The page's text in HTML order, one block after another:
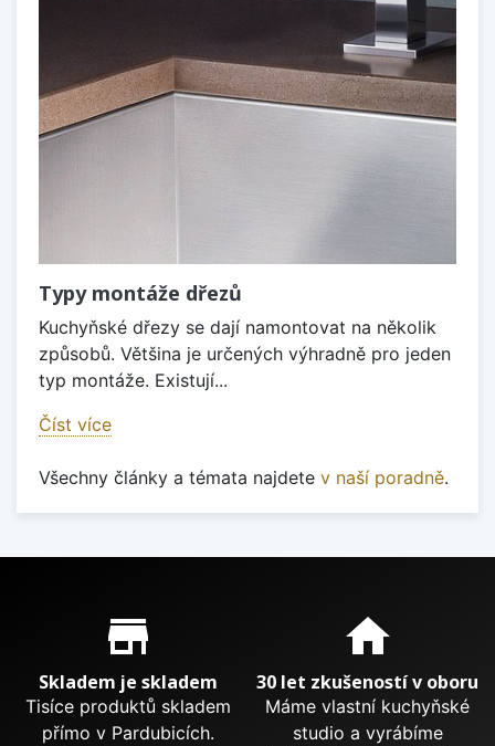
Typy montáže dřezů
Kuchyňské dřezy se dají namontovat na několik
způsobů. Většina je určených výhradně pro jeden
typ montáže. Existují...
Číst více
Všechny články a témata najdete v naší poradně.
Proč nakupovat u nás?
store_mall_directory
Skladem je skladem
Tisíce produktů skladem
přímo v Pardubicích.
home
30 let zkušeností v oboru
Máme vlastní kuchyňské
studio a vyrábíme